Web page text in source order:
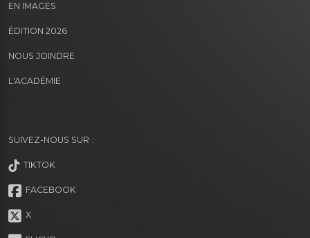
EN IMAGES
ÉDITION 2026
NOUS JOINDRE
L'ACADÉMIE
SUIVEZ-NOUS SUR :
TIKTOK
FACEBOOK
X